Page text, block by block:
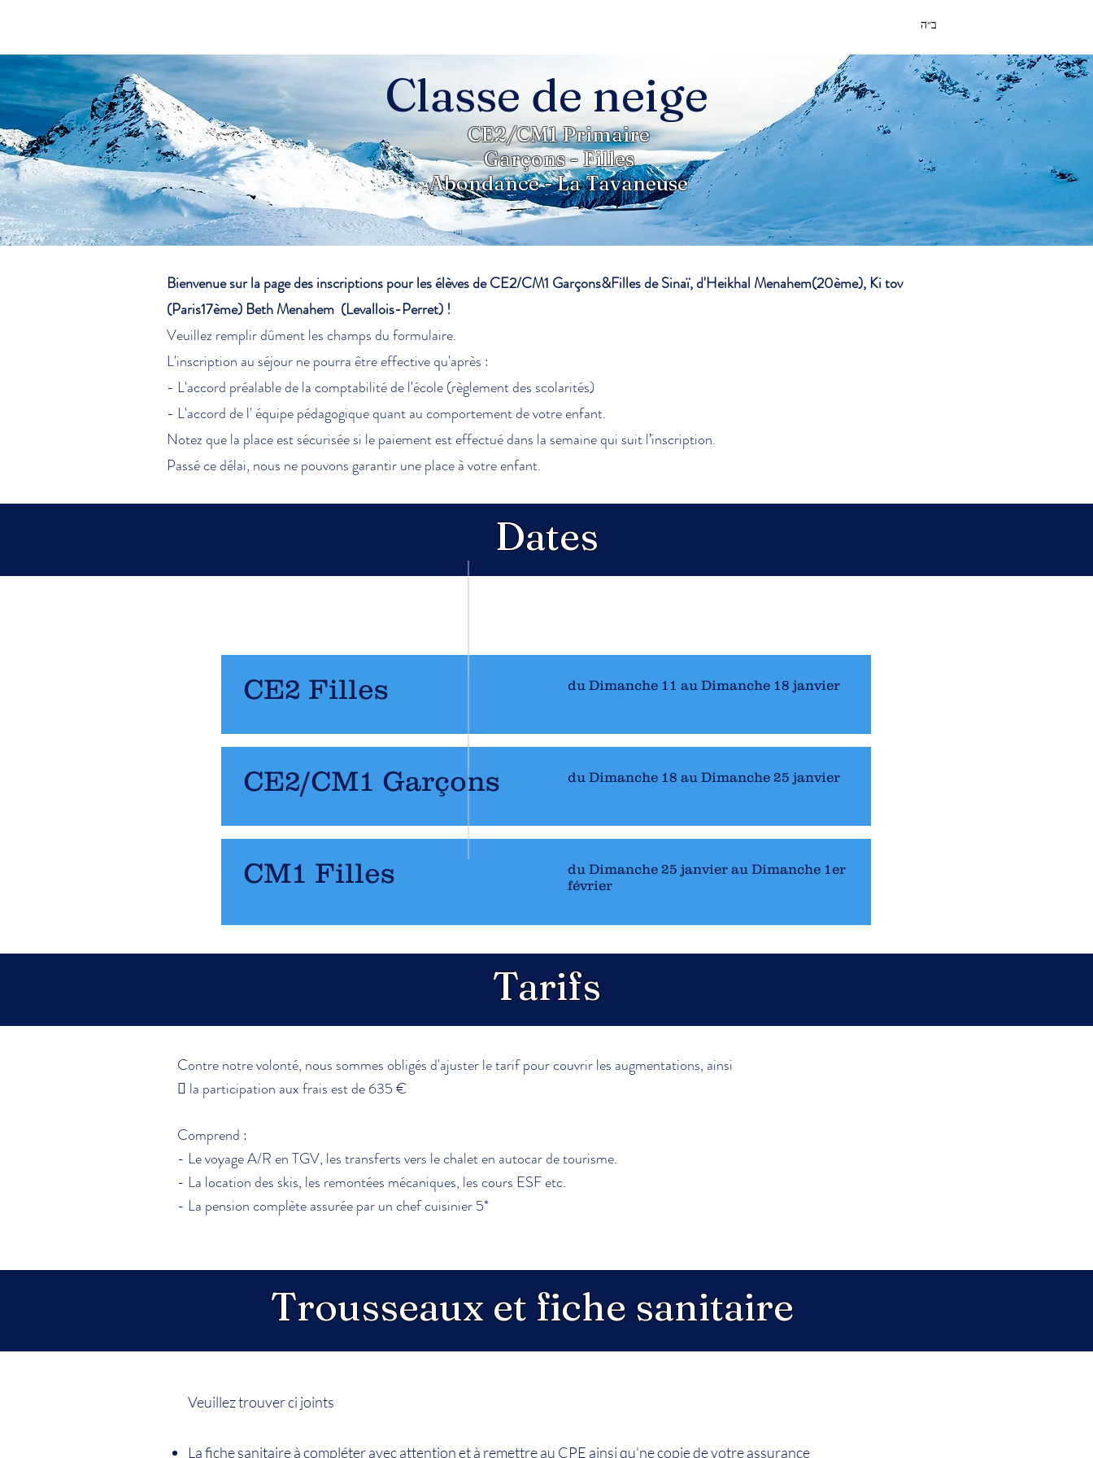
ב״ה
Classe de neige
CE2/CM1 Primaire
Garçons - Filles
Abondance - La Tavaneuse
Bienvenue sur la page des inscriptions pour les élèves de CE2/CM1 Garçons&Filles de Sinaï, d'Heikhal Menahem(20ème), Ki tov
(Paris17ème) Beth Menahem (Levallois-Perret) !​
Veuillez remplir dûment les champs du formulaire.
L'inscription au séjour ne pourra être effective qu'après :
- L'accord préalable de la comptabilité de l'école (règlement des scolarités)
- L'accord de l' équipe pédagogique quant au comportement de votre enfant.
Notez que la place est sécurisée si le paiement est effectué dans la semaine qui suit l’inscription.
Passé ce délai, nous ne pouvons garantir une place à votre enfant.
Dates
CE2 Filles du Dimanche 11 au Dimanche 18 janvier
CE2/CM1 Garçons du Dimanche 18 au Dimanche 25 janvier
CM1 Filles
du Dimanche 25 janvier au Dimanche 1er
février
Tarifs
Contre notre volonté, nous sommes obligés d'ajuster le tarif pour couvrir les augmentations, ainsi
􀀡 la participation aux frais est de 635 €
Comprend :
- Le voyage A/R en TGV, les transferts vers le chalet en autocar de tourisme.
- La location des skis, les remontées mécaniques, les cours ESF etc.
- La pension complète assurée par un chef cuisinier 5*
Trousseaux et fiche sanitaire
Veuillez trouver ci joints
La fiche sanitaire à compléter avec attention et à remettre au CPE ainsi qu'ne copie de votre assurance